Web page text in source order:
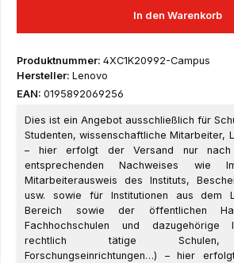
In den Warenkorb
Produktnummer: 4XC1K20992-Campus
Hersteller: Lenovo
EAN: 0195892069256
Dies ist ein Angebot ausschließlich für
Studenten, wissenschaftliche Mitarbeiter,
– hier erfolgt der Versand nur nach
entsprechenden Nachweises wie
Mitarbeiterausweis des Instituts,
usw. sowie für Institutionen aus dem
Bereich sowie der öffentlichen
Fachhochschulen und dazugehörige
rechtlich tätige Schulen,
Forschungseinrichtungen…) – hier